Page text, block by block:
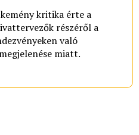
kritika érte a
részéről a
való
miatt.